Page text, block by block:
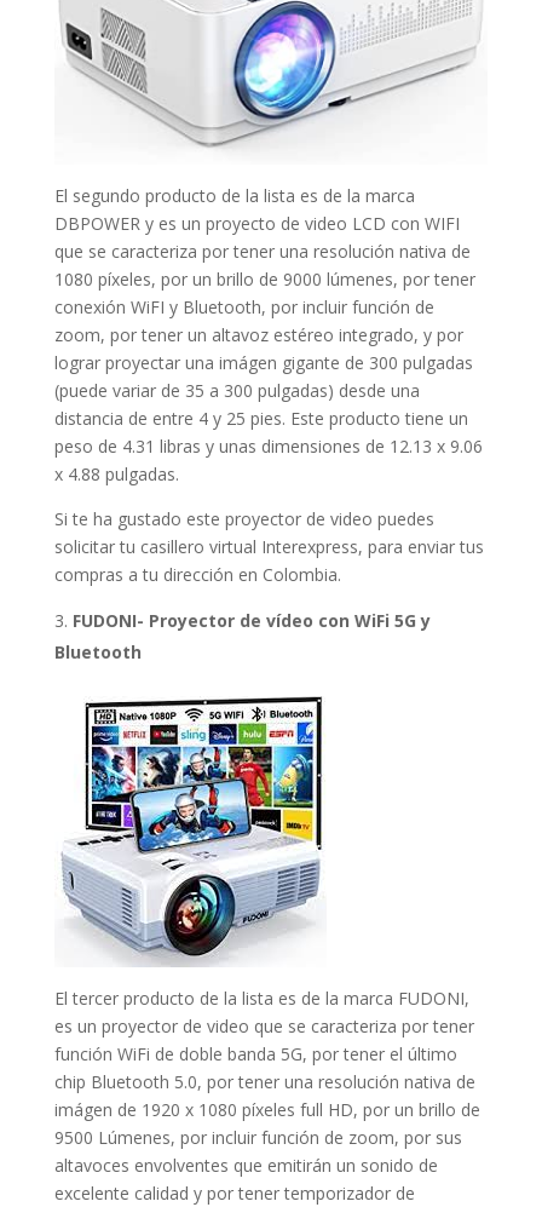
El segundo producto de la lista es de la marca
DBPOWER y es un proyecto de video LCD con WIFI
que se caracteriza por tener una resolución nativa de
1080 píxeles, por un brillo de 9000 lúmenes, por tener
conexión WiFI y Bluetooth, por incluir función de
zoom, por tener un altavoz estéreo integrado, y por
lograr proyectar una imágen gigante de 300 pulgadas
(puede variar de 35 a 300 pulgadas) desde una
distancia de entre 4 y 25 pies. Este producto tiene un
peso de 4.31 libras y unas dimensiones de ‎12.13 x 9.06
x 4.88 pulgadas.
Si te ha gustado este proyector de video puedes
solicitar tu casillero virtual Interexpress, para enviar tus
compras a tu dirección en Colombia.
FUDONI- Proyector de vídeo con WiFi 5G y
Bluetooth
El tercer producto de la lista es de la marca FUDONI,
es un proyector de video que se caracteriza por tener
función WiFi de doble banda 5G, por tener el último
chip Bluetooth 5.0, por tener una resolución nativa de
imágen de 1920 x 1080 píxeles full HD, por un brillo de
9500 Lúmenes, por incluir función de zoom, por sus
altavoces envolventes que emitirán un sonido de
excelente calidad y por tener temporizador de